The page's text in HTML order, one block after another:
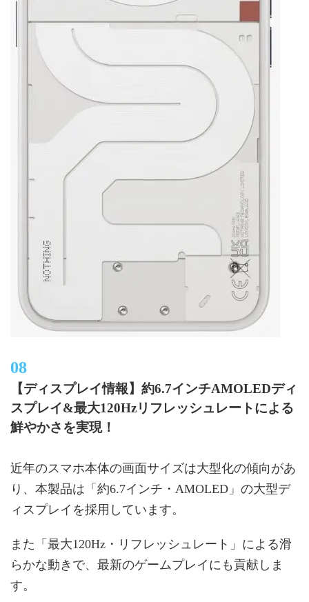
【ディスプレイ情報】約6.7インチAMOLEDディ
スプレイ&最大120Hzリフレッシュレートによる
鮮やかさを実現！
近年のスマホ本体の画面サイズは大型化の傾向があ
り、本製品は「約6.7インチ・AMOLED」の大型デ
ィスプレイを採用しています。
また「最大120Hz・リフレッシュレート」による滑
らかな動きで、最新のゲームプレイにも貢献しま
す。